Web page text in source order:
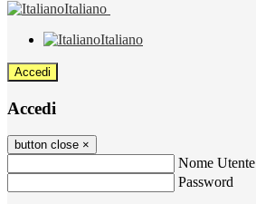
Italiano
Italiano
Accedi
Accedi
button close ×
Nome Utente
Password